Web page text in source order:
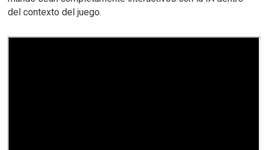
del contexto del juego.